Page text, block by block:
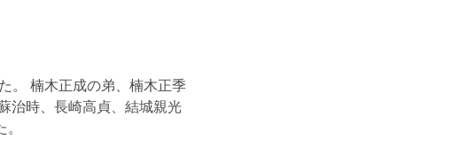
。 楠木正成の弟、楠木正季
治時、長崎高貞、結城親光